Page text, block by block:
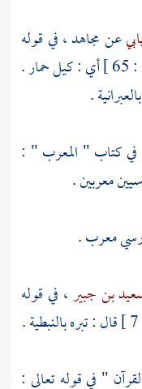
عنمجاهد، في قوله
[ يوسف : 65 ] أي : كيل حمار .
.
في كتاب " المعرب " :
معربين .
معرب .
بن جبير، في قوله
" في قوله تعالى :